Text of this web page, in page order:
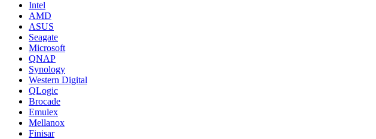
Intel
AMD
ASUS
Seagate
Microsoft
QNAP
Synology
Western Digital
QLogic
Brocade
Emulex
Mellanox
Finisar